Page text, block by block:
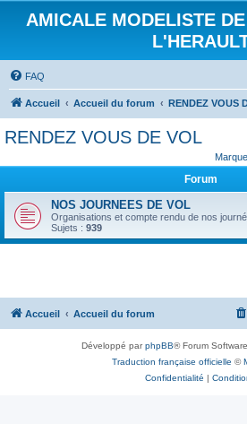
AMICALE MODELISTE
FAQ
Accueil Accueil du forum RENDEZ VOUS
RENDEZ VOUS DE VOL
Forum
NOS JOURNEES DE VOL
Organisations et compte rendu de nos
Sujets : 939
Accueil Accueil du forum
Développé parphpBB® Forum
Traduction française officielle ©
Confidentialité |